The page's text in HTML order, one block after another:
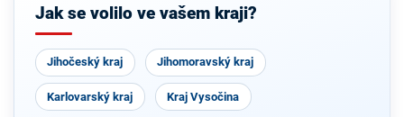
Jak se volilo ve vašem kraji?
Jihočeský kraj Jihomoravský kraj
Karlovarský kraj Kraj Vysočina